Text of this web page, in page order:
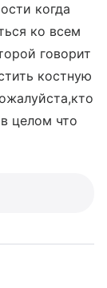
когда
ко всем
говорит
костную
целом что